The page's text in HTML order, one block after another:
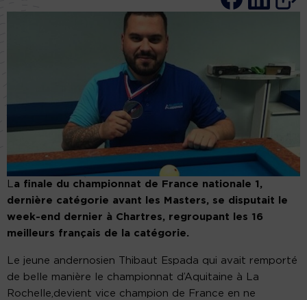
La finale du championnat de France nationale 1,
dernière catégorie avant les Masters, se disputait le
week-end dernier à Chartres, regroupant les 16
meilleurs français de la catégorie.
Le jeune andernosien Thibaut Espada qui avait remporté
de belle manière le championnat d’Aquitaine à La
Rochelle,devient vice champion de France en ne